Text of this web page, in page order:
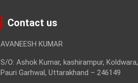
Contact us
AVANEESH KUMAR
S/O: Ashok Kumar, kashirampur, Koldwara,
Pauri Garhwal, Uttarakhand – 246149